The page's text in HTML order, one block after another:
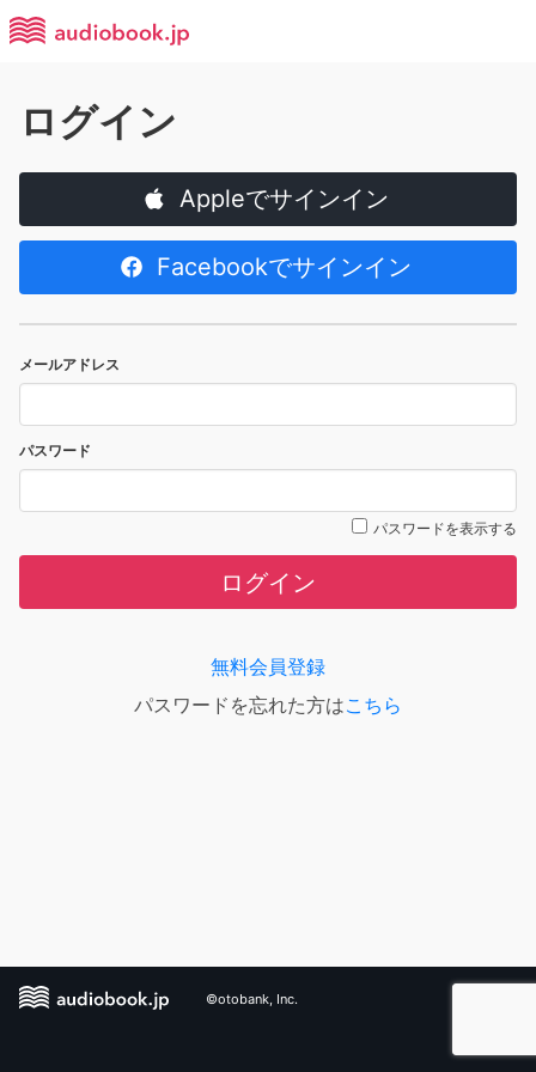
ログイン
Appleでサインイン
Facebookでサインイン
メールアドレス
パスワード
パスワードを表示する
ログイン
無料会員登録
パスワードを忘れた方はこちら
©otobank, Inc.